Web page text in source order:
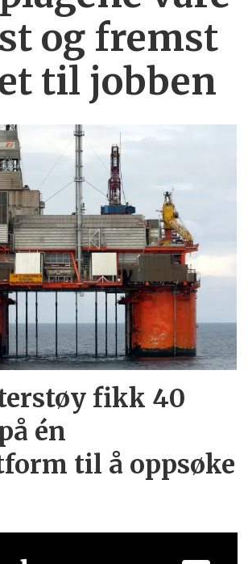
og fremst
til jobben
fikk 40
én
til å oppsøke